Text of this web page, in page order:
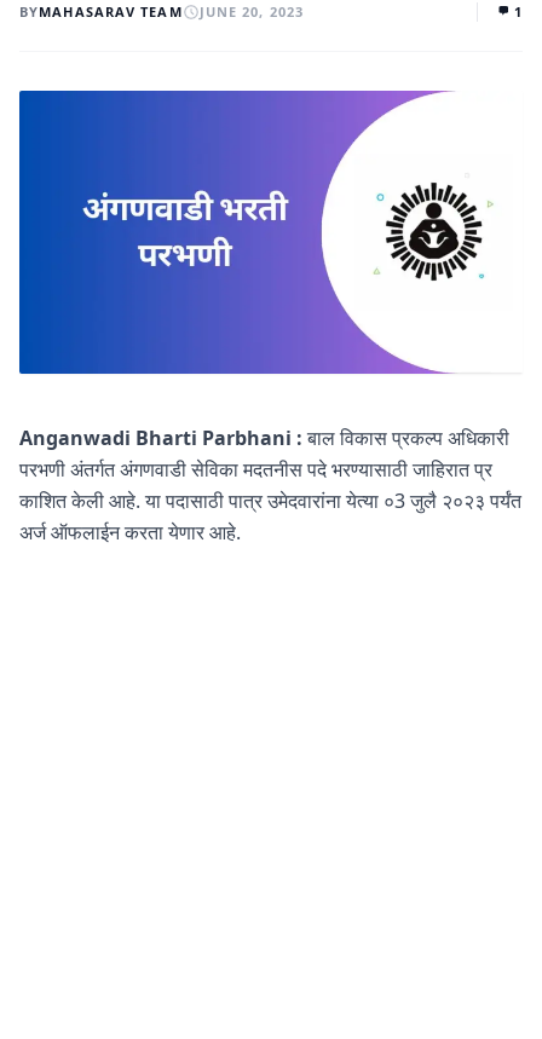
BYMAHASARAV TEAM JUNE 20, 2023 1
Anganwadi Bharti Parbhani :बाल विकास प्रकल्प अधिकारी
परभणी अंतर्गत अंगणवाडी सेविका मदतनीस पदे भरण्यासाठी जाहिरात प्र
काशित केली आहे. या पदासाठी पात्र उमेदवारांना येत्या ०3 जुलै २०२३ पर्यंत
अर्ज ऑफलाईन करता येणार आहे.